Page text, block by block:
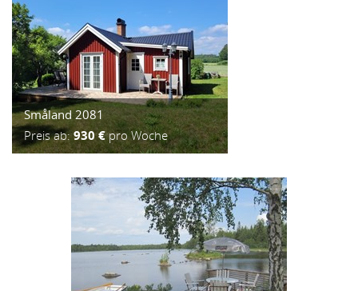
Småland 2081
Preis ab:930 €pro Woche